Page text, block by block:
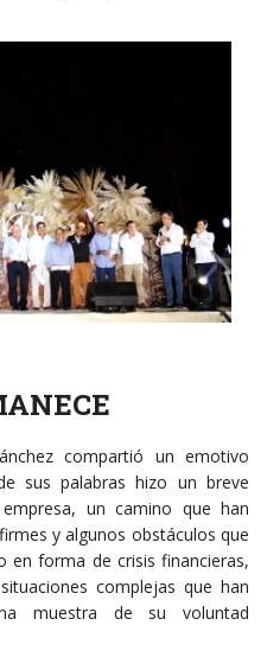
compartió un emotivo
sus palabras hizo un breve
un camino que han
y algunos obstáculos que
en forma de crisis financieras,
complejas que han
muestra de su voluntad